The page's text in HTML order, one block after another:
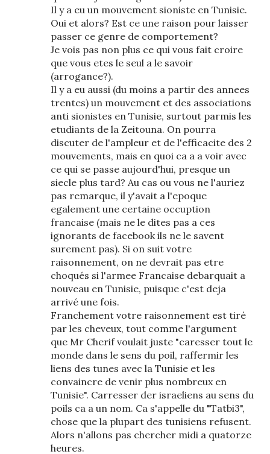
Il y a eu un mouvement sioniste en Tunisie.
Oui et alors? Est ce une raison pour laisser
passer ce genre de comportement?
Je vois pas non plus ce qui vous fait croire
que vous etes le seul a le savoir
(arrogance?).
Il y a eu aussi (du moins a partir des annees
trentes) un mouvement et des associations
anti sionistes en Tunisie, surtout parmis les
etudiants de la Zeitouna. On pourra
discuter de l'ampleur et de l'efficacite des 2
mouvements, mais en quoi ca a a voir avec
ce qui se passe aujourd'hui, presque un
siecle plus tard? Au cas ou vous ne l'auriez
pas remarque, il y'avait a l'epoque
egalement une certaine occuption
francaise (mais ne le dites pas a ces
ignorants de facebook ils ne le savent
surement pas). Si on suit votre
raisonnement, on ne devrait pas etre
choqués si l'armee Francaise debarquait a
nouveau en Tunisie, puisque c'est deja
arrivé une fois.
Franchement votre raisonnement est tiré
par les cheveux, tout comme l'argument
que Mr Cherif voulait juste "caresser tout le
monde dans le sens du poil, raffermir les
liens des tunes avec la Tunisie et les
convaincre de venir plus nombreux en
Tunisie". Carresser der israeliens au sens du
poils ca a un nom. Ca s'appelle du "Tatbi3",
chose que la plupart des tunisiens refusent.
Alors n'allons pas chercher midi a quatorze
heures.